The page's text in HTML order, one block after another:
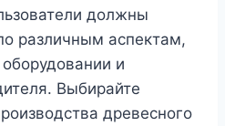
должны
различным аспектам,
и
Выбирайте
древесного